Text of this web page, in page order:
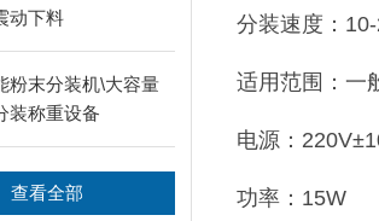
动下料
粉末分装机\大容量
装称重设备
查看全部
分装速度：
适用范围：一
电源：
功率：15W